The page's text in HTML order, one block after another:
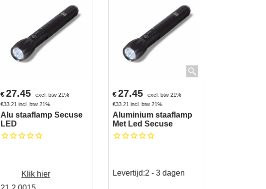
€27.45
excl. btw 21%
€33.21 incl. btw 21%
Alu staaflamp Secuse
LED
Klik hier
€27.45
excl. btw 21%
€33.21 incl. btw 21%
Aluminium staaflamp
Met Led Secuse
Levertijd:2 - 3 dagen